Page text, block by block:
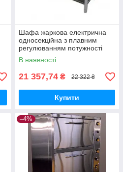
Шафа жаркова електрична
односекційна з плавним
регулюванням потужності
ШЖЕ-1-GN1/1 стандарт
В наявності
21 357,74 ₴ 22 322 ₴
Купити
–4%